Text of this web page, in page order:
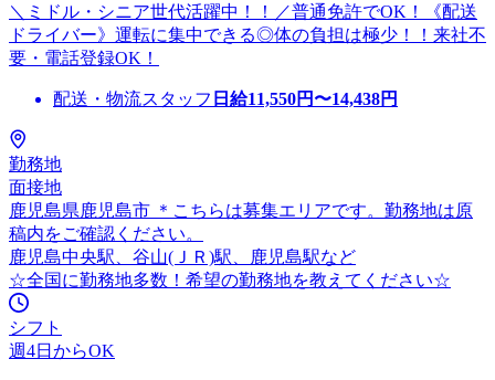
＼ミドル・シニア世代活躍中！！／普通免許でOK！《配送
ドライバー》運転に集中できる◎体の負担は極少！！来社不
要・電話登録OK！
配送・物流スタッフ 日給11,550円〜14,438円
勤務地
面接地
鹿児島県鹿児島市 ＊こちらは募集エリアです。勤務地は原
稿内をご確認ください。
鹿児島中央駅、谷山(ＪＲ)駅、鹿児島駅など
☆全国に勤務地多数！希望の勤務地を教えてください☆
シフト
週4日からOK